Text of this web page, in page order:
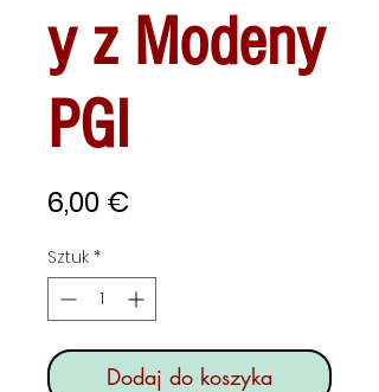
y z Modeny
PGI
6,00 €
Sztuk *
Dodaj do koszyka